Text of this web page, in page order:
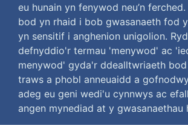
eu hunain yn fenywod neu’n
bod yn rhaid i bob gwasanaeth fod
yn sensitif i anghenion unigolion.
defnyddio'r termau 'menywod' ac
menywod' gyda'r ddealltwriaeth
traws a phobl anneuaidd a
adeg eu geni wedi'u cynnwys ac
angen mynediad at y gwasanaethau